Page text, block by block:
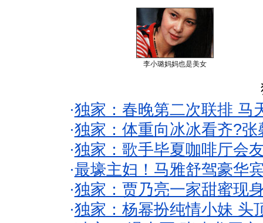
李小璐妈妈也是美女
·独家：春晚第二次联排 马
·独家：体重向冰冰看齐?
·独家：歌手毕夏咖啡厅会
·最壕主妇！马雅舒驾豪华
·独家：贾乃亮一家甜蜜现
·独家：杨幂扮纯情小妹 头